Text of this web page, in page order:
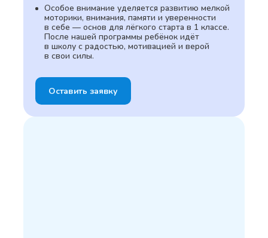
Особое внимание уделяется развитию мелкой
моторики, внимания, памяти и уверенности
в себе — основ для лёгкого старта в 1 классе.
После нашей программы ребёнок идёт
в школу с радостью, мотивацией и верой
в свои силы.
Оставить заявку